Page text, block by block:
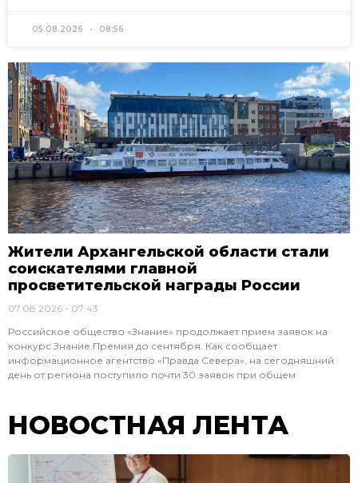
05.08.2026 08:56
Жители Архангельской области стали
соискателями главной
просветительской награды России
07.08.2026
07:43
Российское общество «Знание» продолжает прием заявок на
конкурс Знание.Премия до сентября. Как сообщает
информационное агентство «Правда Севера», на сегодняшний
день от региона поступило почти 30 заявок при общем
НОВОСТНАЯ ЛЕНТА